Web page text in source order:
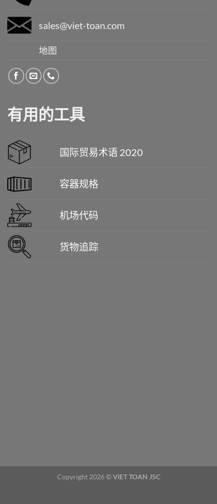
sales@viet-toan.com
地图
有用的工具
国际贸易术语 2020
容器规格
机场代码
货物追踪
Copyright 2026 ©VIET TOAN JSC